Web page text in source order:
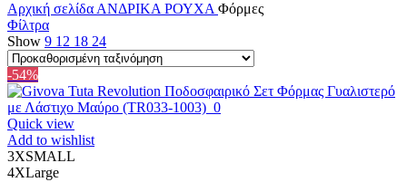
Αρχική σελίδα ΑΝΔΡΙΚΑ ΡΟΥΧΑ Φόρμες
Φίλτρα
Show 9 12 18 24
-54%
Quick view
Add to wishlist
3XSMALL
4XLarge